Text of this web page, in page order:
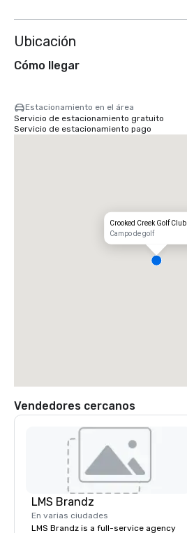
Ubicación
Cómo llegar
Estacionamiento en el área
Servicio de estacionamiento gratuito
Servicio de estacionamiento pago
Crooked Creek Golf Club
Campo de golf
Vendedores cercanos
LMS Brandz
En varias ciudades
LMS Brandz is a full-service agency